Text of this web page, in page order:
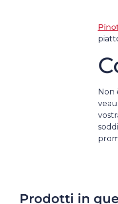
Non
Prodotti in